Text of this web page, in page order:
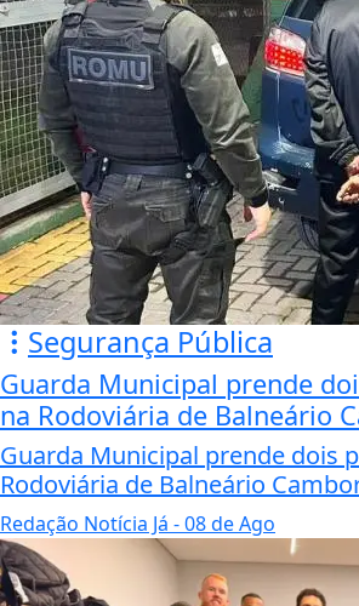
Segurança Pública
Guarda Municipal prende
na Rodoviária de Balneário
Guarda Municipal prende dois
Rodoviária de Balneário
Redação Notícia Já - 08 de Ago